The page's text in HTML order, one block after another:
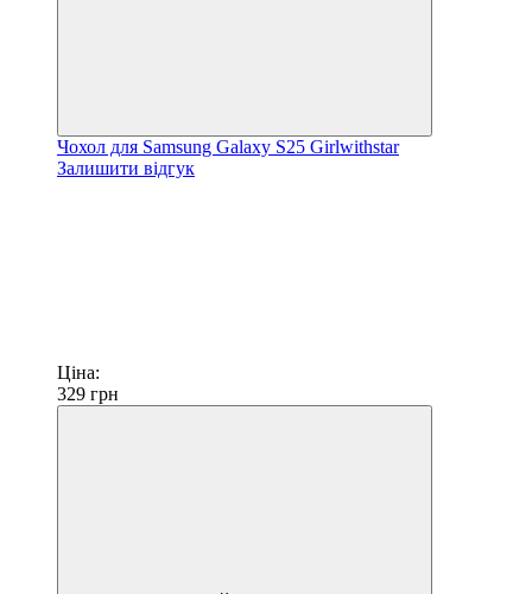
Чохол для Samsung Galaxy S25 Girlwithstar
Залишити відгук
Ціна:
329 грн